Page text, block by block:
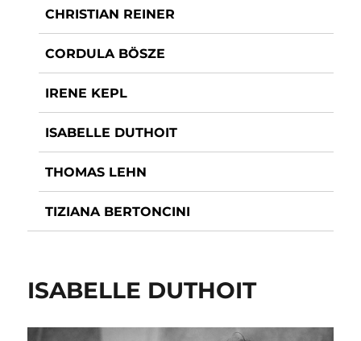
CHRISTIAN REINER
CORDULA BÖSZE
IRENE KEPL
ISABELLE DUTHOIT
THOMAS LEHN
TIZIANA BERTONCINI
ISABELLE DUTHOIT